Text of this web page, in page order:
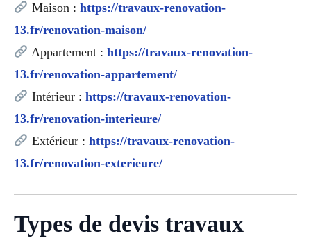
Maison : https://travaux-renovation-
13.fr/renovation-maison/
Appartement : https://travaux-renovation-
13.fr/renovation-appartement/
Intérieur : https://travaux-renovation-
13.fr/renovation-interieure/
Extérieur : https://travaux-renovation-
13.fr/renovation-exterieure/
Types de devis travaux